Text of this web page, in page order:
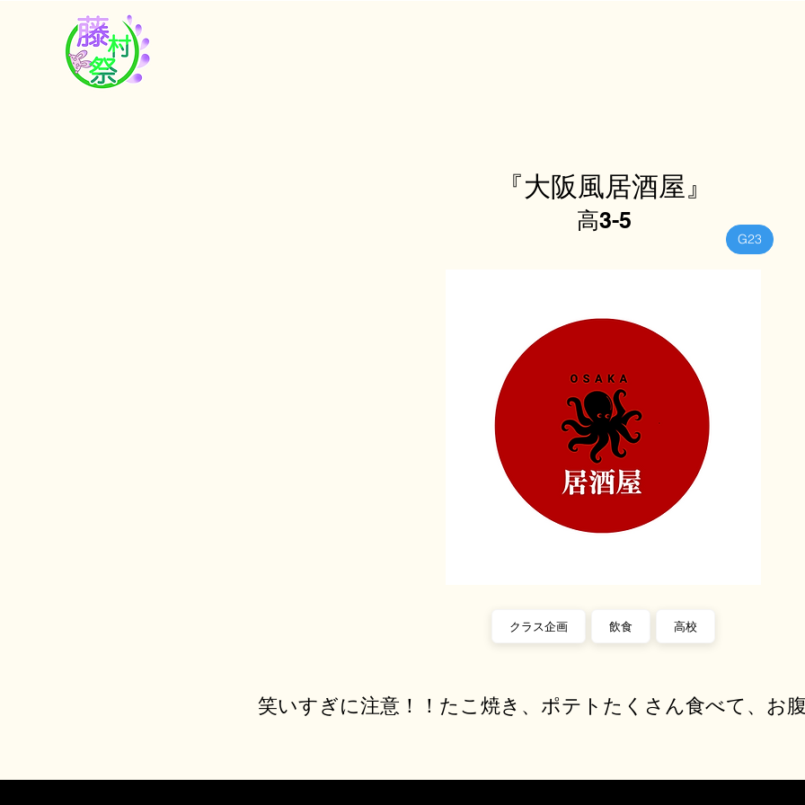
『大阪風居酒屋』
高3-5
G23
クラス企画 飲食 高校
笑いすぎに注意！！たこ焼き、ポテトたくさん食べて、お